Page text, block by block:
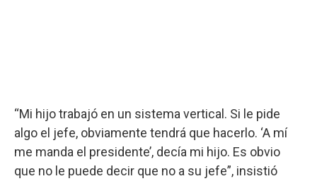
“Mi hijo trabajó en un sistema vertical. Si le pide
algo el jefe, obviamente tendrá que hacerlo. ‘A mí
me manda el presidente’, decía mi hijo. Es obvio
que no le puede decir que no a su jefe”, insistió